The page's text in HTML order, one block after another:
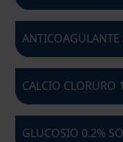
ANTICOAGULANTE
CALCIO CLORURO
GLUCOSIO 0.2%